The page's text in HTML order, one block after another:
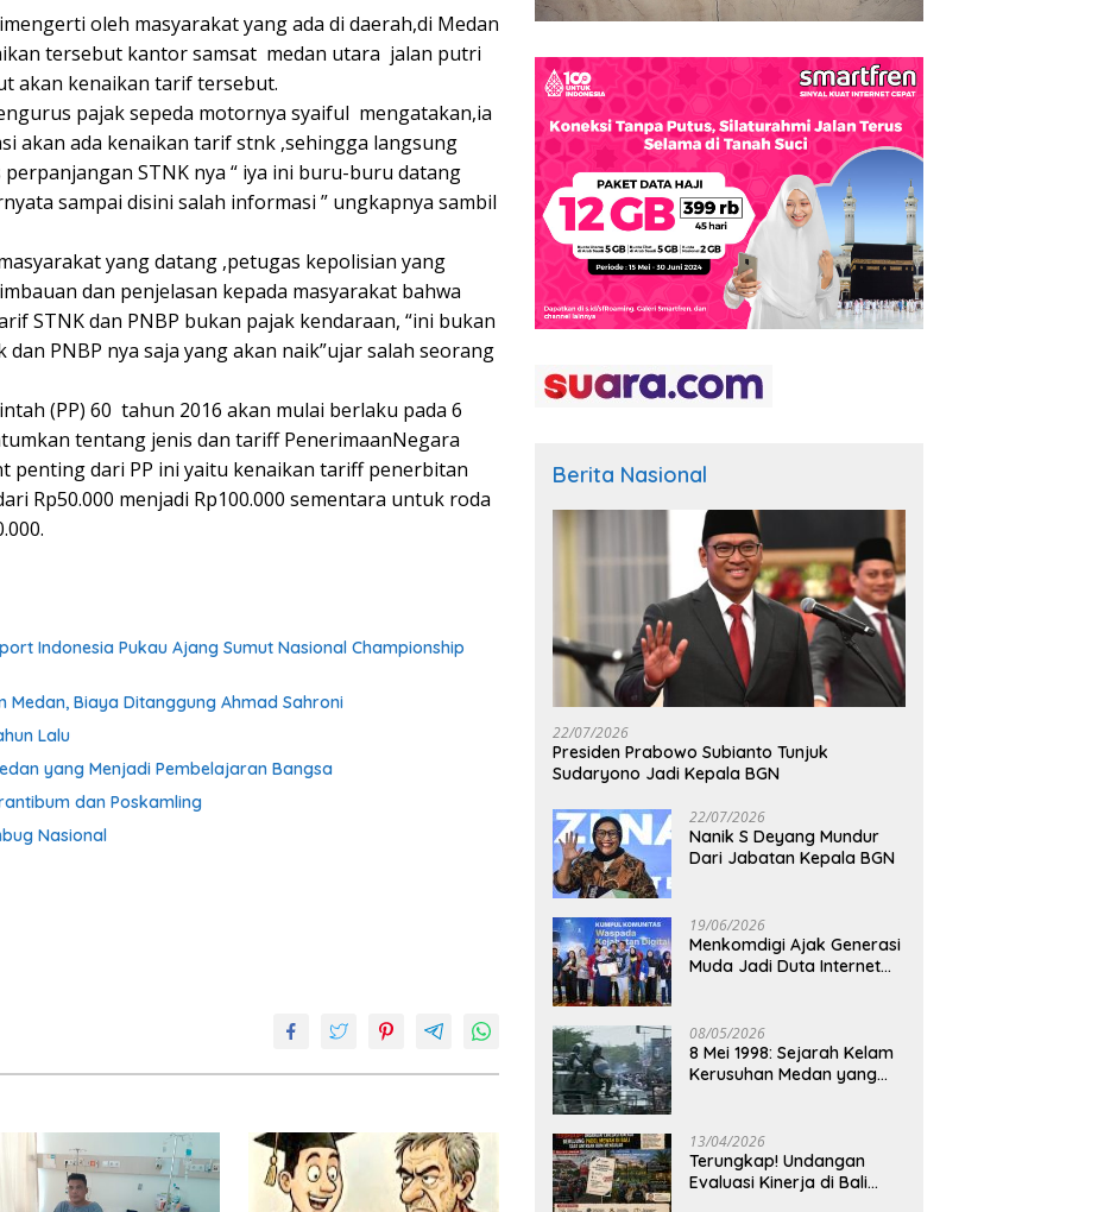
oleh masyarakat yang ada di daerah,di Medan
tersebut kantor samsat medan utara jalan putri
akan kenaikan tarif tersebut.
pajak sepeda motornya syaiful mengatakan,ia
akan ada kenaikan tarif stnk ,sehingga langsung
STNK nya “ iya ini buru-buru datang
sampai disini salah informasi ” ungkapnya sambil
yang datang ,petugas kepolisian yang
dan penjelasan kepada masyarakat bahwa
STNK dan PNBP bukan pajak kendaraan, “ini bukan
PNBP nya saja yang akan naik”ujar salah seorang
(PP) 60 tahun 2016 akan mulai berlaku pada 6
tentang jenis dan tariff PenerimaanNegara
penting dari PP ini yaitu kenaikan tariff penerbitan
Rp50.000 menjadi Rp100.000 sementara untuk roda
Indonesia Pukau Ajang Sumut Nasional Championship
Biaya Ditanggung Ahmad Sahroni
Lalu
yang Menjadi Pembelajaran Bangsa
dan Poskamling
Nasional
Berita Nasional
22/07/2026
Presiden Prabowo Subianto Tunjuk
Sudaryono Jadi Kepala BGN
22/07/2026
Nanik S Deyang Mundur
Dari Jabatan Kepala BGN
19/06/2026
Menkomdigi Ajak Generasi
Muda Jadi Duta Internet
08/05/2026
8 Mei 1998: Sejarah Kelam
Kerusuhan Medan yang
13/04/2026
Terungkap! Undangan
Evaluasi Kinerja di Bali